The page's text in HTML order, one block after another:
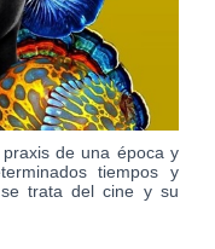
de una época y
tiempos y
trata del cine y su